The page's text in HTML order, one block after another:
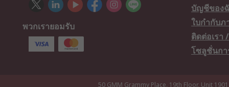
พวกเรายอมรับ
บัญชีของ
ใบกำกับ
ติดต่อเรา
โซลูชั่นก
50 GMM Grammy Place, 19th Floor, Unit